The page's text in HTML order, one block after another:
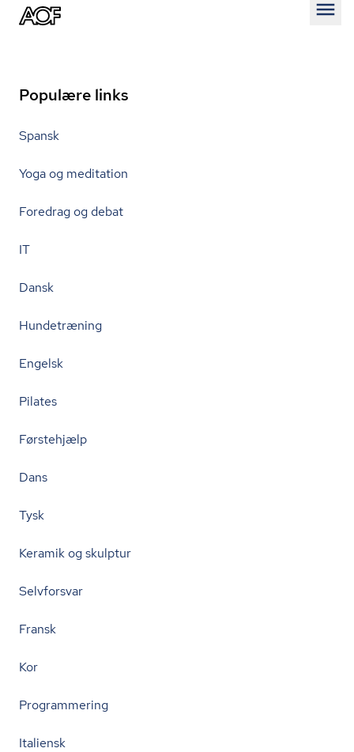
Populære links
Spansk
Yoga og meditation
Foredrag og debat
IT
Dansk
Hundetræning
Engelsk
Pilates
Førstehjælp
Dans
Tysk
Keramik og skulptur
Selvforsvar
Fransk
Kor
Programmering
Italiensk